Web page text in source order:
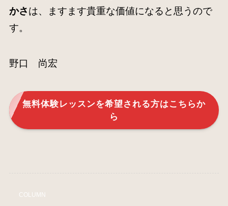
かさは、ますます貴重な価値になると思うので
す。
野口 尚宏
無料体験レッスンを希望される方はこちらか
ら
COLUMN